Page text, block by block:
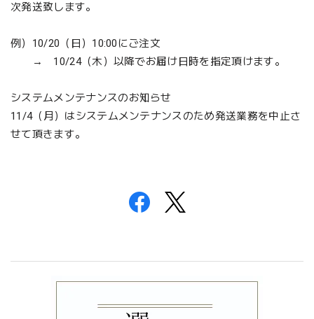
次発送致します。
例）10/20（日）10:00にご注文
→ 10/24（木）以降でお届け日時を指定頂けます。
システムメンテナンスのお知らせ
11/4（月）はシステムメンテナンスのため発送業務を中止さ
せて頂きます。